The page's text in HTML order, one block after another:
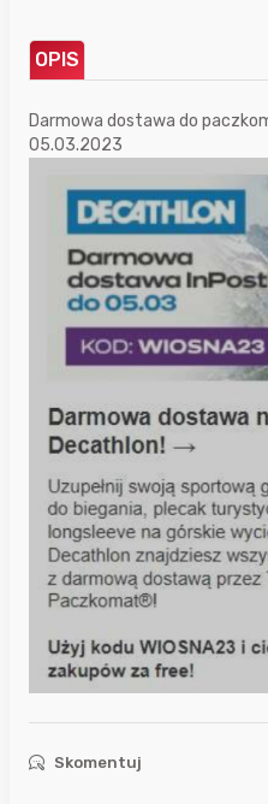
OPIS
Darmowa dostawa do
05.03.2023
Skomentuj